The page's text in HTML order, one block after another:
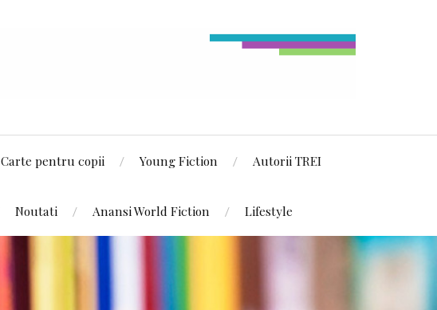
Carte pentru copii Young Fiction Autorii TREI
Noutati Anansi World Fiction Lifestyle